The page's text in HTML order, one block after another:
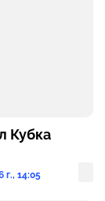
Кубка
г., 14:05